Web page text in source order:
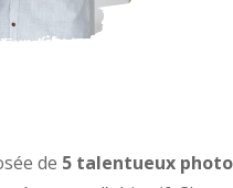
de 5 talentueux